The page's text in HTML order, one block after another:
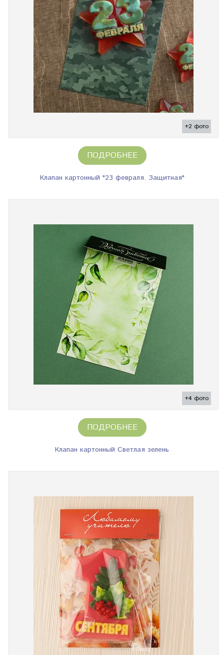
+2 фото
ПОДРОБНЕЕ
Клапан картонный "23 февраля. Защитная"
+4 фото
ПОДРОБНЕЕ
Клапан картонный Светлая зелень